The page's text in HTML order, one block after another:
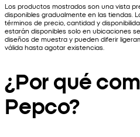
Los productos mostrados son una vista
disponibles gradualmente en las tiendas.
términos de precio, cantidad y
estarán disponibles solo en ubicaciones
diseños de muestra y pueden diferir
válida hasta agotar existencias.
¿Por qué
Pepco?